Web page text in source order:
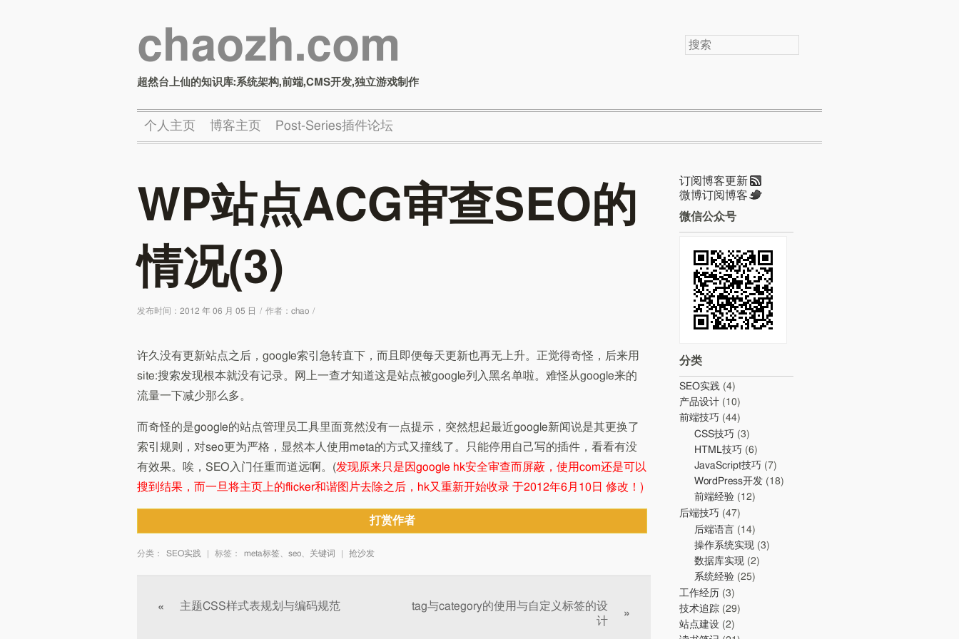
chaozh.com
超然台上仙的知识库:系统架构,前端,CMS开发,独立游戏制作
个人主页 博客主页 Post-Series插件论坛
WP站点ACG审查SEO的
情况(3)
发布时间： 2012 年 06 月 05 日 / 作者： chao /
许久没有更新站点之后，google索引急转直下，而且即便每天更新也再无上升。正觉得奇怪，后来用
site:搜索发现根本就没有记录。网上一查才知道这是站点被google列入黑名单啦。难怪从google来的
流量一下减少那么多。
而奇怪的是google的站点管理员工具里面竟然没有一点提示，突然想起最近google新闻说是其更换了
索引规则，对seo更为严格，显然本人使用meta的方式又撞线了。只能停用自己写的插件，看看有没
有效果。唉，SEO入门任重而道远啊。(发现原来只是因google hk安全审查而屏蔽，使用com还是可以
搜到结果，而一旦将主页上的flicker和谐图片去除之后，hk又重新开始收录 于2012年6月10日 修改！)
打赏作者
分类： SEO实践 标签： meta标签 seo 关键词 抢沙发
« 主题CSS样式表规划与编码规范
tag与category的使用与自定义标签的设
计
»
订阅博客更新
微博订阅博客
微信公众号
分类
SEO实践 (4)
产品设计 (10)
前端技巧 (44)
CSS技巧 (3)
HTML技巧 (6)
JavaScript技巧 (7)
WordPress开发 (18)
前端经验 (12)
后端技巧 (47)
后端语言 (14)
操作系统实现 (3)
数据库实现 (2)
系统经验 (25)
工作经历 (3)
技术追踪 (29)
站点建设 (2)